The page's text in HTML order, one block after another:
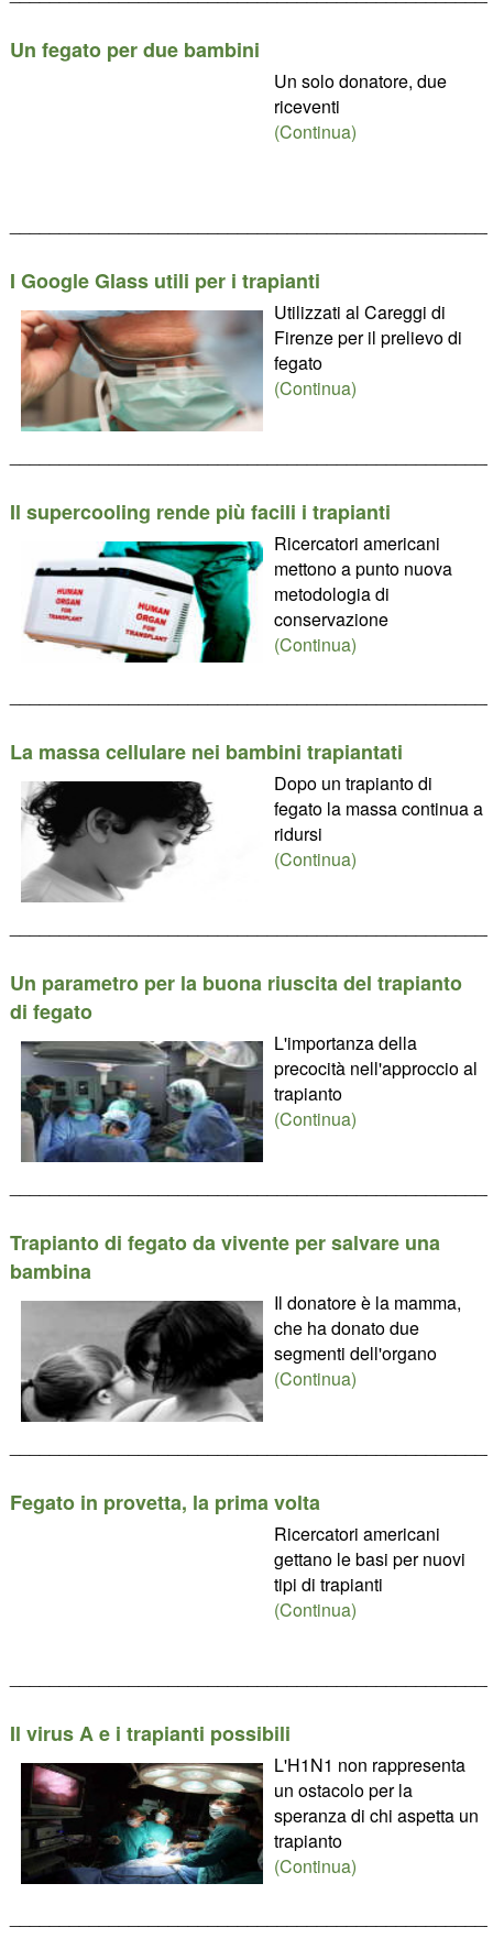
Un fegato per due bambini
Un solo donatore, due
riceventi
(Continua)
I Google Glass utili per i trapianti
Utilizzati al Careggi di
Firenze per il prelievo di
fegato
(Continua)
Il supercooling rende più facili i trapianti
Ricercatori americani
mettono a punto nuova
metodologia di
conservazione
(Continua)
La massa cellulare nei bambini trapiantati
Dopo un trapianto di
fegato la massa continua a
ridursi
(Continua)
Un parametro per la buona riuscita del trapianto
di fegato
L'importanza della
precocità nell'approccio al
trapianto
(Continua)
Trapianto di fegato da vivente per salvare una
bambina
Il donatore è la mamma,
che ha donato due
segmenti dell'organo
(Continua)
Fegato in provetta, la prima volta
Ricercatori americani
gettano le basi per nuovi
tipi di trapianti
(Continua)
Il virus A e i trapianti possibili
L'H1N1 non rappresenta
un ostacolo per la
speranza di chi aspetta un
trapianto
(Continua)